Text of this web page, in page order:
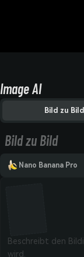
Image AI
Bild zu Bild
Bild zu Bild
Nano Banana Pro